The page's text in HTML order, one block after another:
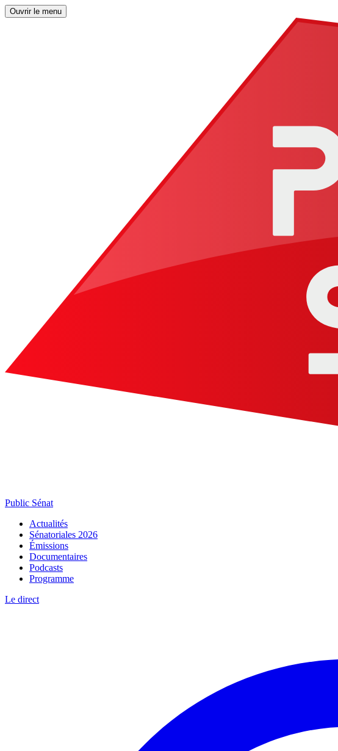
Ouvrir le menu
Public Sénat
Actualités
Sénatoriales 2026
Émissions
Documentaires
Podcasts
Programme
Le direct